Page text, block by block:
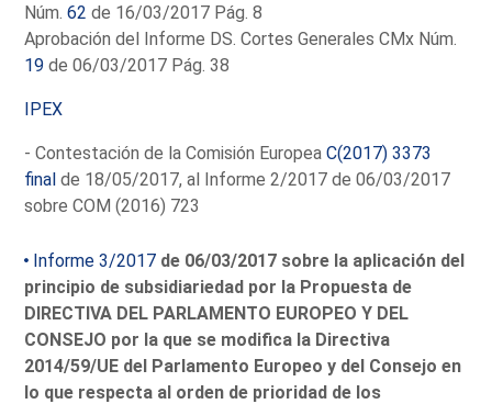
Núm.62 de 16/03/2017 Pág. 8
Aprobación del Informe DS. Cortes Generales CMx Núm.
19 de 06/03/2017 Pág. 38
IPEX
- Contestación de la Comisión EuropeaC(2017) 3373
final de 18/05/2017, al Informe 2/2017 de 06/03/2017
sobre COM (2016) 723
Informe 3/2017 de 06/03/2017 sobre la aplicación del
principio de subsidiariedad por la Propuesta de
DIRECTIVA DEL PARLAMENTO EUROPEO Y DEL
CONSEJO por la que se modifica la Directiva
2014/59/UE del Parlamento Europeo y del Consejo en
lo que respecta al orden de prioridad de los